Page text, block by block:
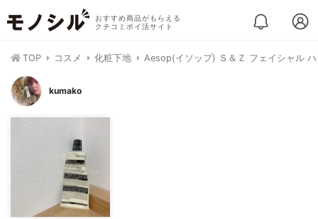
おすすめ商品がもらえる
クチコミポイ活サイト
TOP コスメ 化粧下地 Aesop(イソップ) Ｓ＆Ｚ フェイシャル
kumako